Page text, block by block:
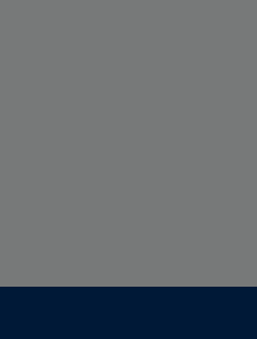
Secondary